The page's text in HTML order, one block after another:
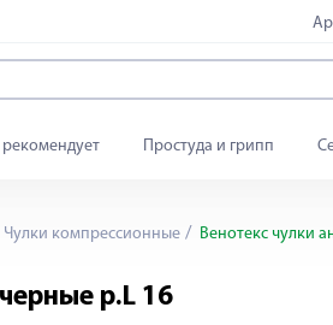
рекомендует Простуда и грипп
Чулки компрессионные Венотекс чулки
р.L 16